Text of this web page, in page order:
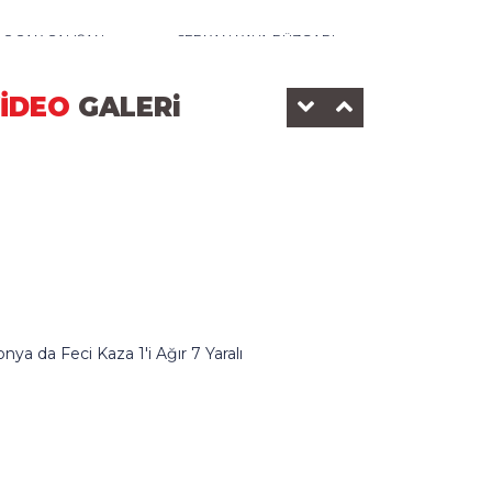
OCAK ÇALIŞAN
SERKAN KAYA RÜZGARI
GALERi
da Feci Kaza 1'i Ağır 7 Yaralı